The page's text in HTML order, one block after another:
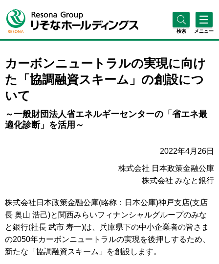
検索 メニュー
カーボンニュートラルの実現に向け
た「協調融資スキーム」の創設につ
いて
～一般財団法人省エネルギーセンターの「省エネ最
適化診断」を活用～
2022年4月26日
株式会社 日本政策金融公庫
株式会社 みなと銀行
株式会社日本政策金融公庫(略称：日本公庫)神戸支店(支店
長 奥山 浩己)と関西みらいフィナンシャルグループのみな
と銀行(社長 武市 寿一)は、兵庫県下の中小企業者の皆さま
の2050年カーボンニュートラルの実現を後押しするため、
新たな「協調融資スキーム」を創設します。